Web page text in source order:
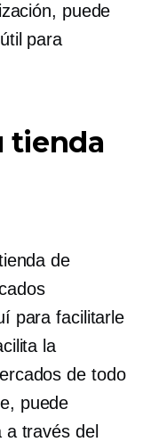
puede
para
tienda
de
para facilitarle
la
de todo
puede
través del